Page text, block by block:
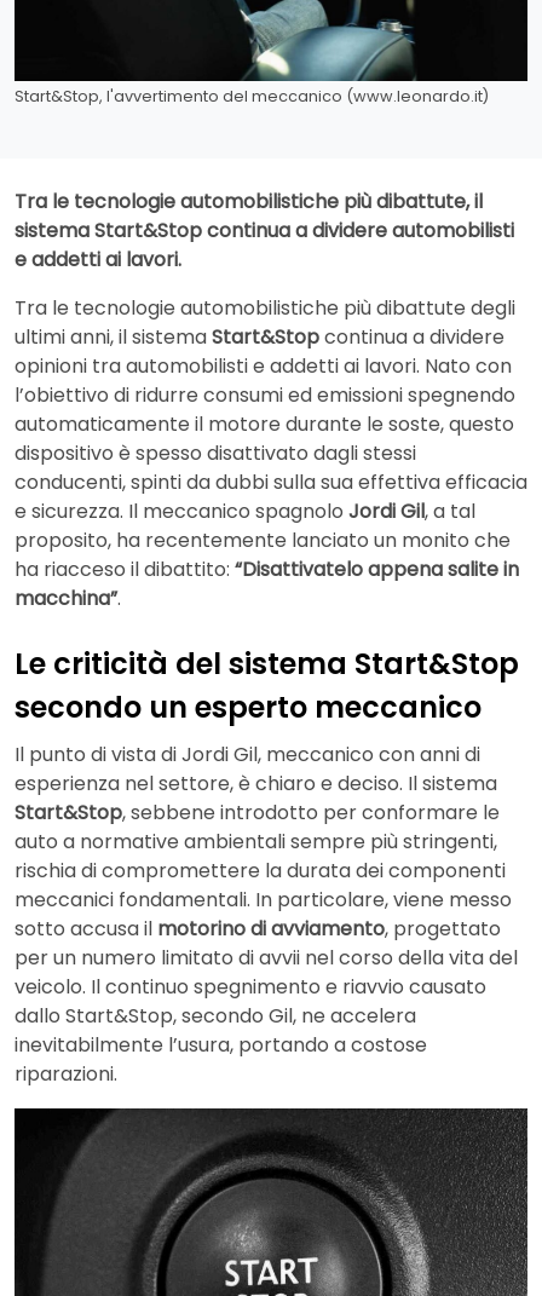
Start&Stop, l'avvertimento del meccanico (www.leonardo.it)
Tra le tecnologie automobilistiche più dibattute, il
sistema Start&Stop continua a dividere automobilisti
e addetti ai lavori.
Tra le tecnologie automobilistiche più dibattute degli
ultimi anni, il sistemaStart&Stopcontinua a dividere
opinioni tra automobilisti e addetti ai lavori. Nato con
l’obiettivo di ridurre consumi ed emissioni spegnendo
automaticamente il motore durante le soste, questo
dispositivo è spesso disattivato dagli stessi
conducenti, spinti da dubbi sulla sua effettiva efficacia
e sicurezza. Il meccanico spagnolo Jordi Gil, a tal
proposito, ha recentemente lanciato un monito che
ha riacceso il dibattito: “Disattivatelo appena salite in
macchina”.
Le criticità del sistema Start&Stop
secondo un esperto meccanico
Il punto di vista di Jordi Gil, meccanico con anni di
esperienza nel settore, è chiaro e deciso. Il sistema
Start&Stop, sebbene introdotto per conformare le
auto a normative ambientali sempre più stringenti,
rischia di compromettere la durata dei componenti
meccanici fondamentali. In particolare, viene messo
sotto accusa il motorino di avviamento, progettato
per un numero limitato di avvii nel corso della vita del
veicolo. Il continuo spegnimento e riavvio causato
dallo Start&Stop, secondo Gil, ne accelera
inevitabilmente l’usura, portando a costose
riparazioni.